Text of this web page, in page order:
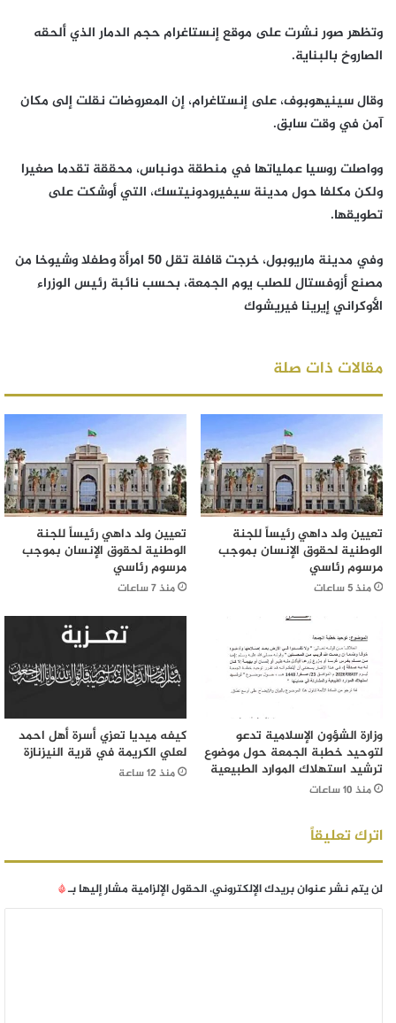
وتظهر صور نشرت على موقع إنستاغرام حجم الدمار الذي ألحقه
الصاروخ بالبناية.
وقال سينيهوبوف، على إنستاغرام، إن المعروضات نقلت إلى مكان
آمن في وقت سابق.
وواصلت روسيا عملياتها في منطقة دونباس، محققة تقدما صغيرا
ولكن مكلفا حول مدينة سيفيرودونيتسك، التي أوشكت على
تطويقها.
وفي مدينة ماريوبول، خرجت قافلة تقل 50 امرأة وطفلا وشيوخا من
مصنع أزوفستال للصلب يوم الجمعة، بحسب نائبة رئيس الوزراء
الأوكراني إيرينا فيريشوك
مقالات ذات صلة
تعيين ولد داهي رئيساً للجنة
الوطنية لحقوق الإنسان بموجب
مرسوم رئاسي
منذ 5 ساعات
تعيين ولد داهي رئيساً للجنة
الوطنية لحقوق الإنسان بموجب
مرسوم رئاسي
منذ 7 ساعات
وزارة الشؤون الإسلامية تدعو
لتوحيد خطبة الجمعة حول موضوع
ترشيد استهلاك الموارد الطبيعية
منذ 10 ساعات
كيفه ميديا تعزي أسرة أهل احمد
لعلي الكريمة في قرية النيزنازة
منذ 12 ساعة
اترك تعليقاً
لن يتم نشر عنوان بريدك الإلكتروني.الحقول الإلزامية مشار إليها بـ*